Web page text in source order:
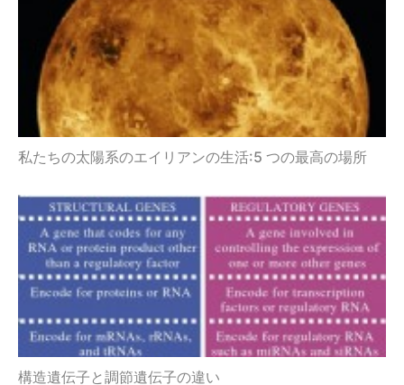
私たちの太陽系のエイリアンの生活:5 つの最高の場所
構造遺伝子と調節遺伝子の違い